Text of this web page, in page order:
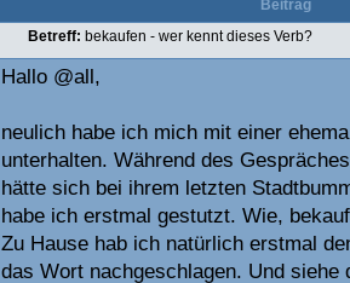
Beitrag
Betreff: bekaufen - wer kennt dieses Verb?
Hallo @all,
neulich habe ich mich mit einer
unterhalten. Während des
hätte sich bei ihrem letzten
habe ich erstmal gestutzt. Wie,
Zu Hause hab ich natürlich erstmal
das Wort nachgeschlagen. Und siehe